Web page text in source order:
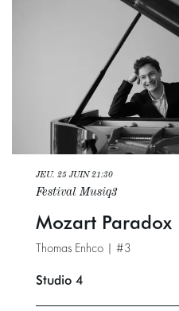
Mozart Paradox
Thomas Enhco | #3
Festival Musiq3
JEU. 25 JUIN 21:30
Studio 4